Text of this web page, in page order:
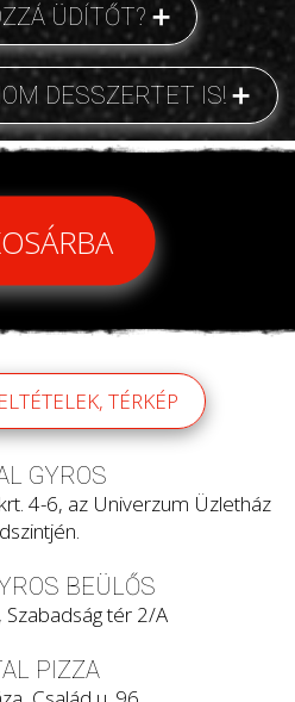
ÜDÍTŐT?
DESSZERTET IS!
TÉRKÉP
GYROS
4-6, az Univerzum Üzletház
BEÜLŐS
Szabadság tér 2/A
PIZZA